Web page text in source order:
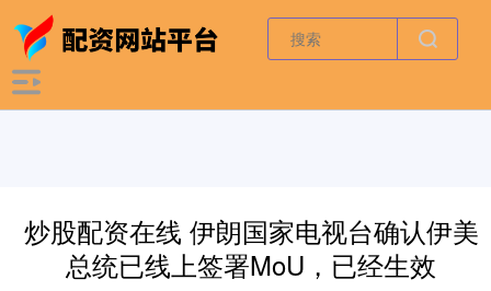
炒股配资在线 伊朗国家电视台确认伊美
总统已线上签署MoU，已经生效